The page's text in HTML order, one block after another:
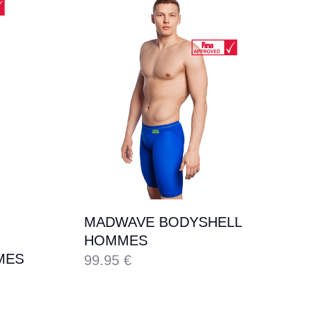
MADWAVE BODYSHELL
HOMMES
99.95 €